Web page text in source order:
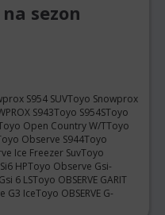
sezon
S954 SUVToyo Snowprox
S943Toyo S954SToyo
Open Country W/TToyo
Observe S944Toyo
Ice Freezer SuvToyo
HPToyo Observe Gsi-
6 LSToyo OBSERVE GARIT
G3 IceToyo OBSERVE G-